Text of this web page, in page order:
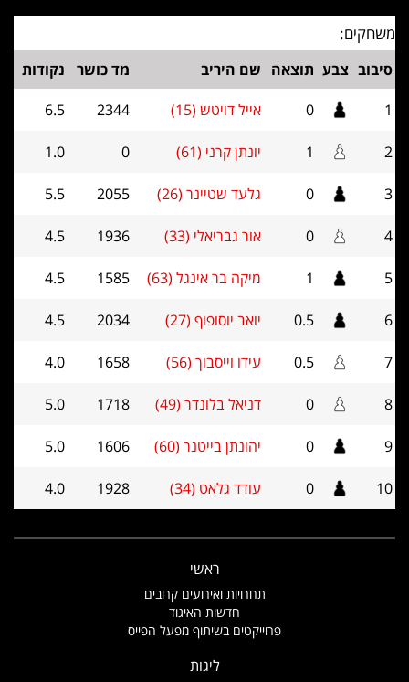
משחקים:
סיבוב צבע תוצאה שם היריב מד כושר
נקודות
1
0 אייל דויטש (15) 2344
6.5
2
1 יונתן קרני (61) 0
1.0
3
0 גלעד שטיינר (26) 2055
5.5
4
0 אור גבריאלי (33) 1936
4.5
5
1 מיקה בר אינגל (63) 1585
4.5
6
0.5 יואב יוסופוף (27) 2034
4.5
7
0.5 עידו וייסבוך (56) 1658
4.0
8
0 דניאל בלונדר (49) 1718
5.0
9
0 יהונתן בייטנר (60) 1606
5.0
10
0 עודד גלאט (34) 1928
4.0
ראשי
תחרויות ואירועים קרובים
חדשות האיגוד
פרוייקטים בשיתוף מפעל הפייס
ליגות